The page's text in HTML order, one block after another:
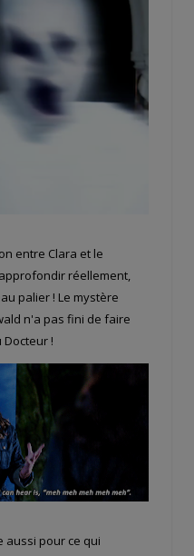
entre Clara et le
réellement,
palier ! Le mystère
n'a pas fini de faire
!
aussi pour ce qui